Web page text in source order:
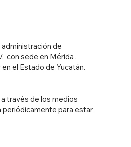
de
con sede en Mérida ,
el Estado de Yucatán.
través de los medios
periódicamente para estar